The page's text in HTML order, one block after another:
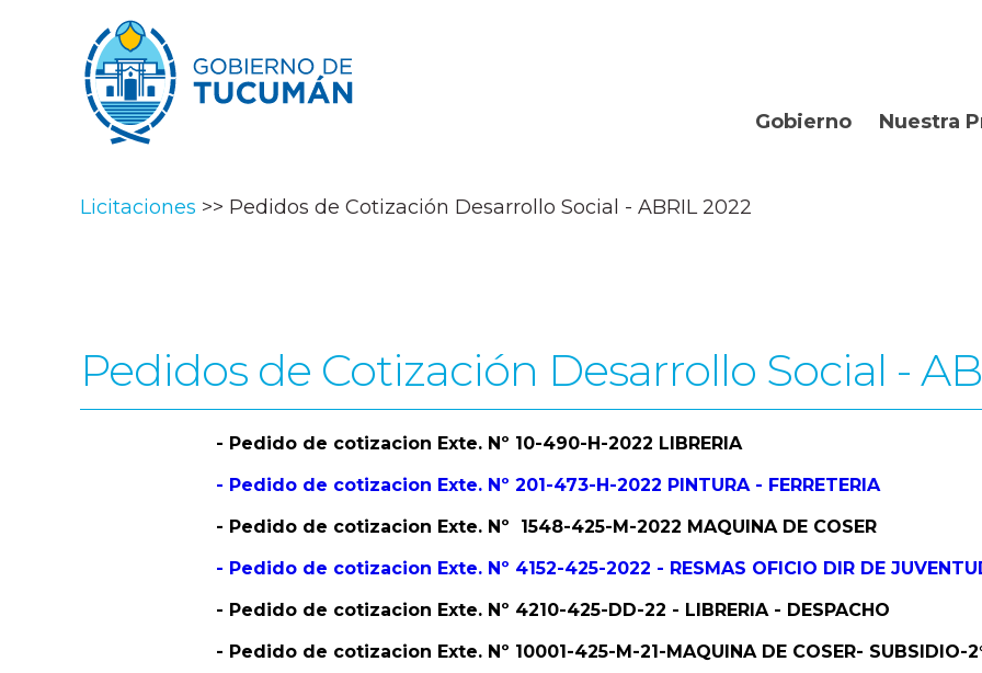
Gobierno Nuestra
Historia
Licitaciones Pedidos de Cotización Desarrollo Social - ABRIL 2022
Pedidos de Cotización Desarrollo Social -
- Pedido de cotizacion Exte. Nº 10-490-H-2022 LIBRERIA
- Pedido de cotizacion Exte. Nº 201-473-H-2022 PINTURA - FERRETERIA
- Pedido de cotizacion Exte. Nº 1548-425-M-2022 MAQUINA DE COSER
- Pedido de cotizacion Exte. Nº 4152-425-2022 - RESMAS OFICIO DIR DE
- Pedido de cotizacion Exte. Nº 4210-425-DD-22 - LIBRERIA - DESPACHO
- Pedido de cotizacion Exte. Nº 10001-425-M-21-MAQUINA DE COSER- SUBSIDIO-